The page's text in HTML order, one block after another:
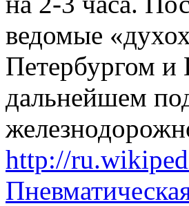
ведомые
Петербургом и
дальнейшем
http://